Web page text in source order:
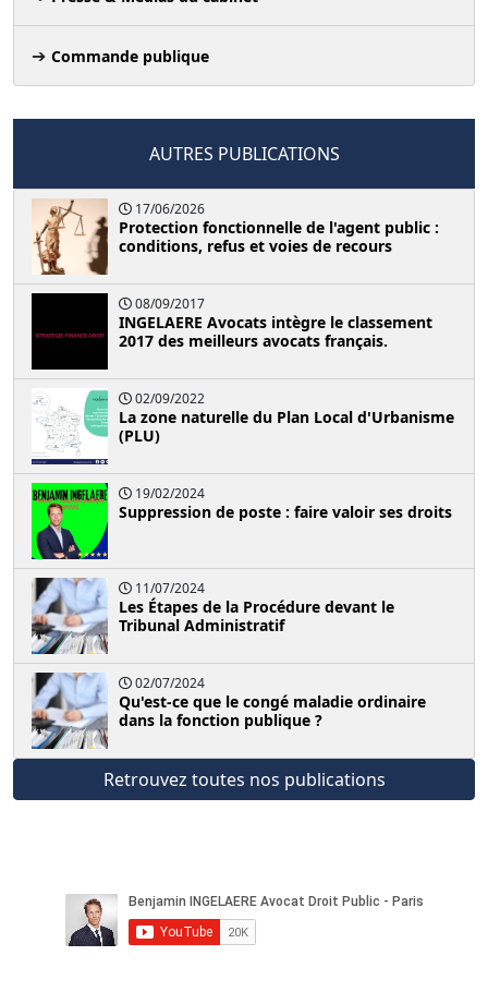
Commande publique
AUTRES PUBLICATIONS
17/06/2026
Protection fonctionnelle de l'agent public :
conditions, refus et voies de recours
08/09/2017
INGELAERE Avocats intègre le classement
2017 des meilleurs avocats français.
02/09/2022
La zone naturelle du Plan Local d'Urbanisme
(PLU)
19/02/2024
Suppression de poste : faire valoir ses droits
11/07/2024
Les Étapes de la Procédure devant le
Tribunal Administratif
02/07/2024
Qu'est-ce que le congé maladie ordinaire
dans la fonction publique ?
Retrouvez toutes nos publications